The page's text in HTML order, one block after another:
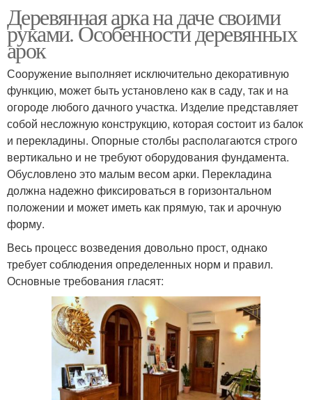
Деревянная арка на даче своими
руками. Особенности деревянных
арок
Сооружение выполняет исключительно декоративную
функцию, может быть установлено как в саду, так и на
огороде любого дачного участка. Изделие представляет
собой несложную конструкцию, которая состоит из балок
и перекладины. Опорные столбы располагаются строго
вертикально и не требуют оборудования фундамента.
Обусловлено это малым весом арки. Перекладина
должна надежно фиксироваться в горизонтальном
положении и может иметь как прямую, так и арочную
форму.
Весь процесс возведения довольно прост, однако
требует соблюдения определенных норм и правил.
Основные требования гласят: